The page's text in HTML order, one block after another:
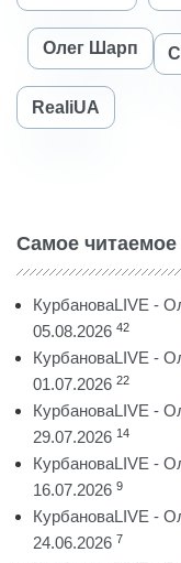
Олег Шарп
RealiUA
Самое читаемое
КурбановаLIVE -
05.08.2026 42
КурбановаLIVE -
01.07.2026 22
КурбановаLIVE -
29.07.2026 14
КурбановаLIVE -
16.07.2026 9
КурбановаLIVE -
24.06.2026 7